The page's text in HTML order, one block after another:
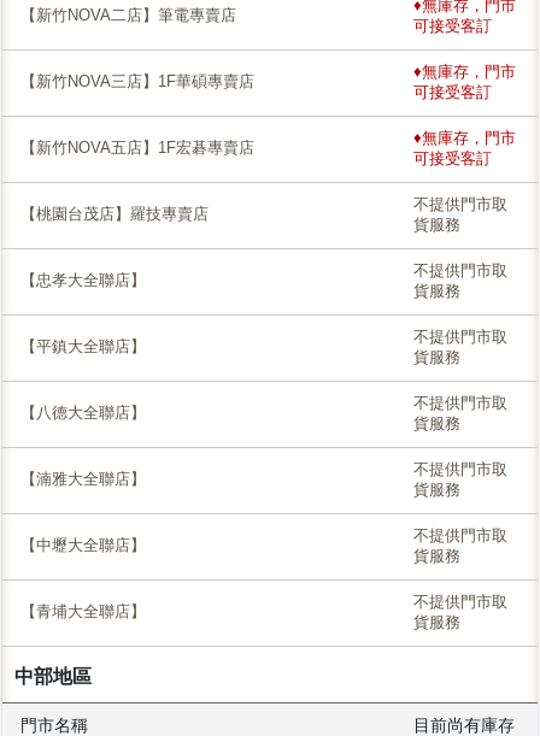
【新竹NOVA二店】筆電專賣店
♦無庫存，門市
可接受客訂
【新竹NOVA三店】1F華碩專賣店
♦無庫存，門市
可接受客訂
【新竹NOVA五店】1F宏碁專賣店
♦無庫存，門市
可接受客訂
【桃園台茂店】羅技專賣店
不提供門市取
貨服務
【忠孝大全聯店】
不提供門市取
貨服務
【平鎮大全聯店】
不提供門市取
貨服務
【八德大全聯店】
不提供門市取
貨服務
【湳雅大全聯店】
不提供門市取
貨服務
【中壢大全聯店】
不提供門市取
貨服務
【青埔大全聯店】
不提供門市取
貨服務
中部地區
門市名稱 目前尚有庫存